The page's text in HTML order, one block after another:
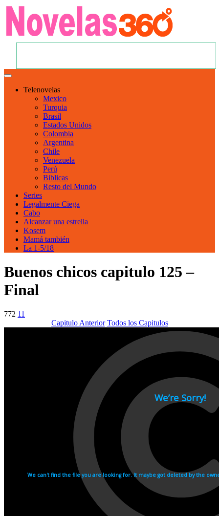
Telenovelas
Mexico
Turquia
Brasil
Estados Unidos
Colombia
Argentina
Chile
Venezuela
Perú
Biblicas
Resto del Mundo
Series
Legalmente Ciega
Cabo
Alcanzar una estrella
Kosem
Mamá también
La 1-5/18
Buenos chicos capitulo 125 –
Final
772 11
Capitulo Anterior Todos los Capitulos